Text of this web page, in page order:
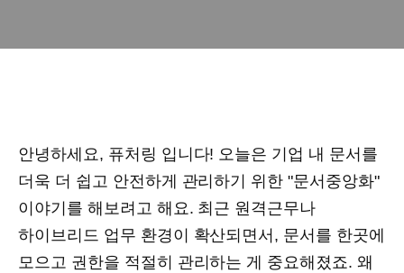
안녕하세요, 퓨처링 입니다! 오늘은 기업 내 문서를
더욱 더 쉽고 안전하게 관리하기 위한 "문서중앙화"
이야기를 해보려고 해요. 최근 원격근무나
하이브리드 업무 환경이 확산되면서, 문서를 한곳에
모으고 권한을 적절히 관리하는 게 중요해졌죠. 왜